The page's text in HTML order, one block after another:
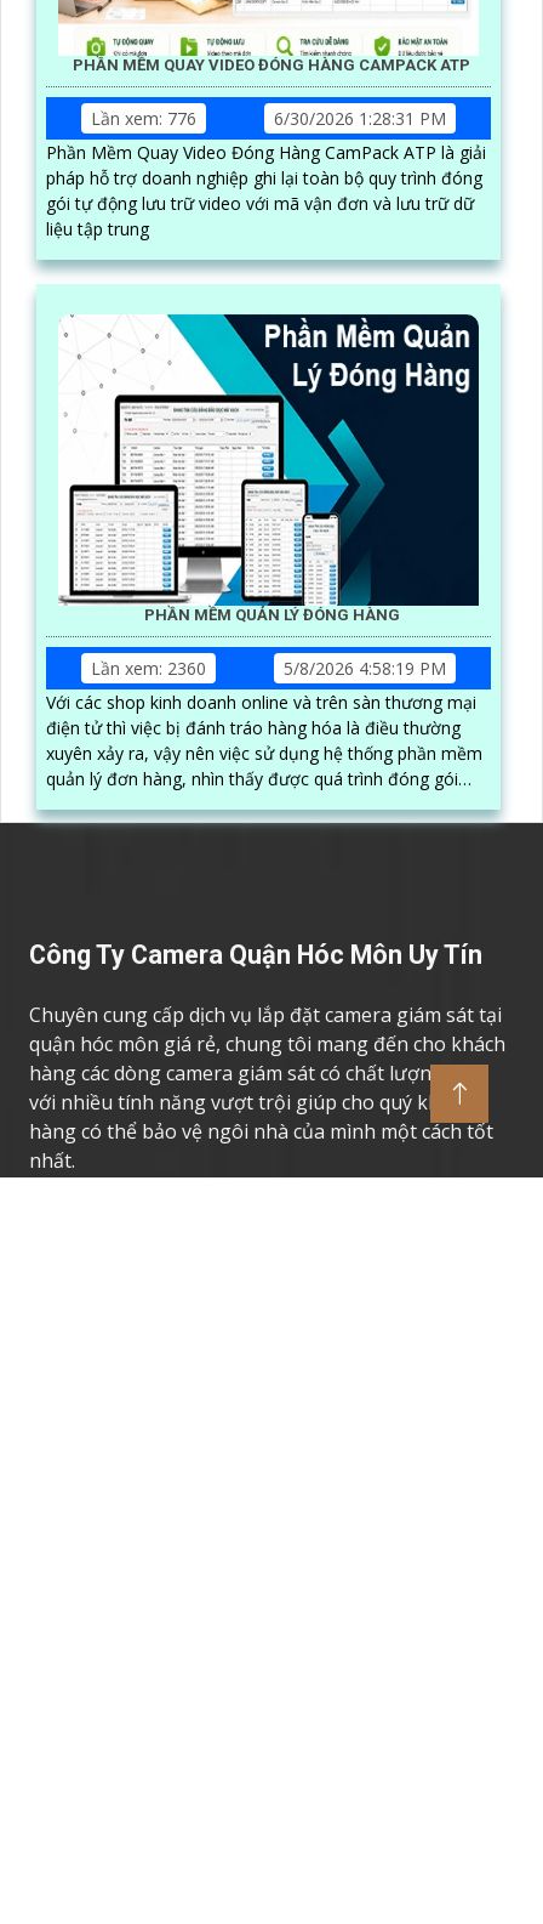
PHẦN MỀM QUAY VIDEO ĐÓNG HÀNG CAMPACK ATP
Lần xem: 776
6/30/2026 1:28:31 PM
Phần Mềm Quay Video Đóng Hàng CamPack ATP là giải
pháp hỗ trợ doanh nghiệp ghi lại toàn bộ quy trình đóng
gói tự động lưu trữ video với mã vận đơn và lưu trữ dữ
liệu tập trung
PHẦN MỀM QUẢN LÝ ĐÓNG HÀNG
Lần xem: 2360
5/8/2026 4:58:19 PM
Với các shop kinh doanh online và trên sàn thương mại
điện tử thì việc bị đánh tráo hàng hóa là điều thường
xuyên xảy ra, vậy nên việc sử dụng hệ thống phần mềm
quản lý đơn hàng, nhìn thấy được quá trình đóng gói
được ghi lại một cách dễ dàng
Công Ty Camera Quận Hóc Môn Uy Tín
Chuyên cung cấp dịch vụ lắp đặt camera giám sát tại
quận hóc môn giá rẻ, chung tôi mang đến cho khách
hàng các dòng camera giám sát có chất lượng cao,
với nhiều tính năng vượt trội giúp cho quý khách
hàng có thể bảo vệ ngôi nhà của mình một cách tốt
nhất.